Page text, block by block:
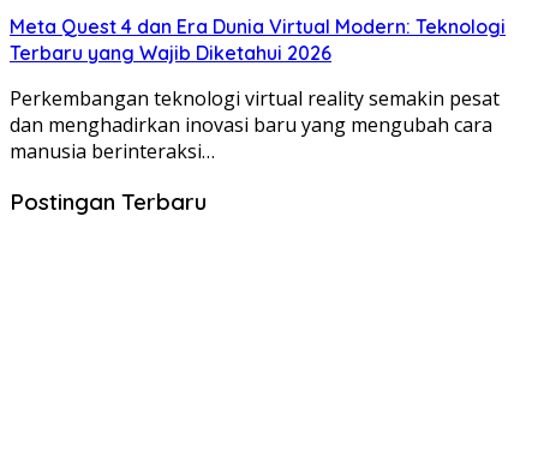
Meta Quest 4 dan Era Dunia Virtual Modern: Teknologi
Terbaru yang Wajib Diketahui 2026
Perkembangan teknologi virtual reality semakin pesat
dan menghadirkan inovasi baru yang mengubah cara
manusia berinteraksi…
Postingan Terbaru